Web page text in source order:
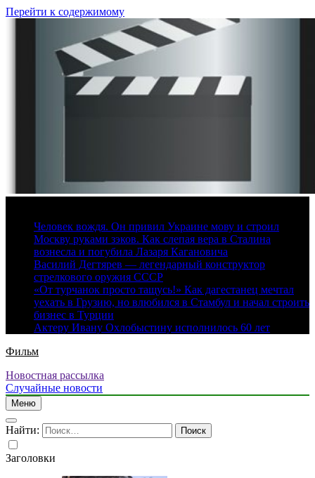
Перейти к содержимому
Человек вождя. Он привил Украине мову и строил
Москву руками зэков. Как слепая вера в Сталина
вознесла и погубила Лазаря Кагановича
Василий Дегтярев — легендарный конструктор
стрелкового оружия СССР
«От турчанок просто тащусь!» Как дагестанец мечтал
уехать в Грузию, но влюбился в Стамбул и начал строить
бизнес в Турции
Актеру Ивану Охлобыстину исполнилось 60 лет
Фильм
Новостная рассылка
Случайные новости
Меню
Найти:
Заголовки